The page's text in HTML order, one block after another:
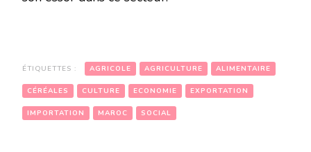
ÉTIQUETTES : AGRICOLE AGRICULTURE ALIMENTAIRE
CÉRÉALES CULTURE ECONOMIE EXPORTATION
IMPORTATION MAROC SOCIAL